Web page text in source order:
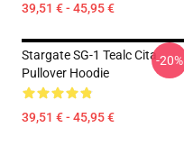
39,51 € - 45,95 €
Stargate SG-1 Tealc Cita
Pullover Hoodie
39,51 € - 45,95 €
-20%